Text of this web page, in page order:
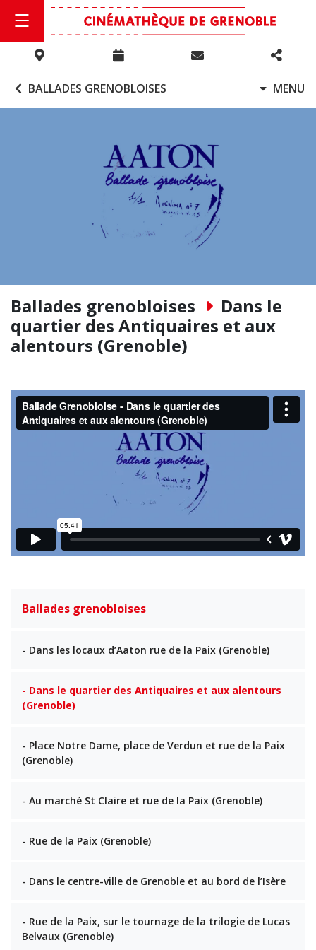
BALLADES GRENOBLOISES MENU
Ballades grenobloises
Dans le
quartier des Antiquaires et aux
alentours (Grenoble)
Ballades grenobloises
- Dans les locaux d’Aaton rue de la Paix (Grenoble)
- Dans le quartier des Antiquaires et aux alentours
(Grenoble)
- Place Notre Dame, place de Verdun et rue de la Paix
(Grenoble)
- Au marché St Claire et rue de la Paix (Grenoble)
- Rue de la Paix (Grenoble)
- Dans le centre-ville de Grenoble et au bord de l’Isère
- Rue de la Paix, sur le tournage de la trilogie de Lucas
Belvaux (Grenoble)